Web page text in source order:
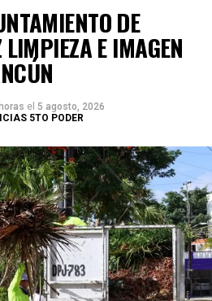
de IMOVEQROO explicó que la
beneficiarios acceder a la Tarifa
Puente Nichupté, parte del
DE
LIMPIEZA E IMAGEN
el 5 agosto, 2026
5TO PODER